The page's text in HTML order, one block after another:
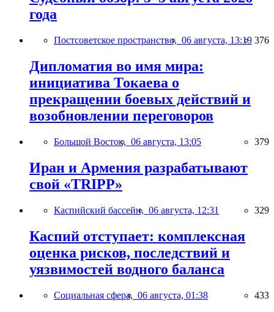
года
Постсоветское пространство, 06 августа, 13:19 376
Дипломатия во имя мира:
инициатива Токаева о
прекращении боевых действий и
возобновлении переговоров
Большой Восток, 06 августа, 13:05 379
Иран и Армения разрабатывают
свой «TRIPP»
Каспийский бассейн, 06 августа, 12:31 329
Каспий отступает: комплексная
оценка рисков, последствий и
уязвимостей водного баланса
Социальная сфера, 06 августа, 01:38 433